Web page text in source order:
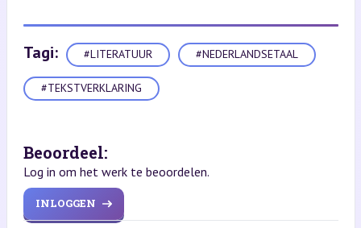
Tagi: #LITERATUUR #NEDERLANDSETAAL
#TEKSTVERKLARING
Beoordeel:
Log in om het werk te beoordelen.
INLOGGEN